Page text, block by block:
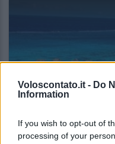
Voloscontato.it - Do
Information
If you wish to opt-out of
processing of your
NOTIZIE DAL MONDO